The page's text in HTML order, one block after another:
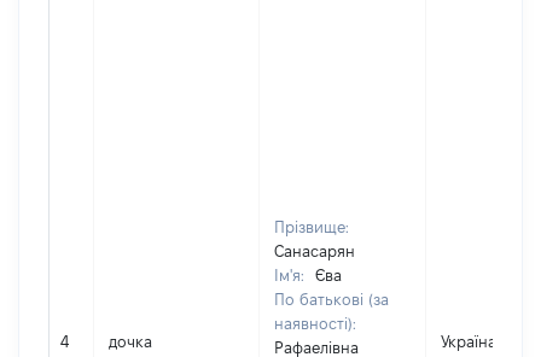
4 дочка
Прізвище:
Санасарян
Ім'я:
Єва
По батькові (за
наявності):
Рафаелівна
Україна